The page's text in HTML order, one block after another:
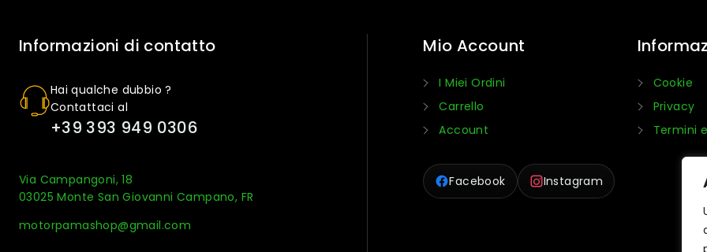
Informazioni di contatto
Hai qualche dubbio ?
Contattaci al
+39 393 949 0306
Via Campangoni, 18
03025 Monte San Giovanni Campano, FR
motorpamashop@gmail.com
Mio Account
I Miei Ordini
Carrello
Account
Facebook Instagram
Cookie
Privacy
Termini